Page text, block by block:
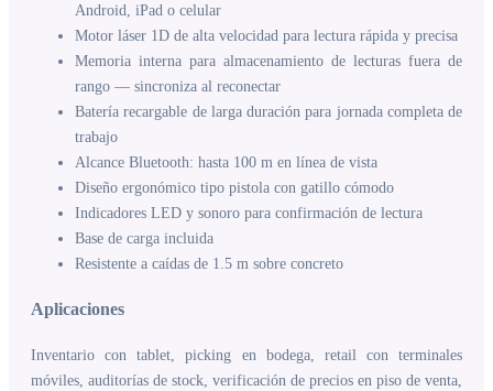
Android, iPad o celular
Motor láser 1D de alta velocidad para lectura rápida y precisa
Memoria interna para almacenamiento de lecturas fuera de
rango — sincroniza al reconectar
Batería recargable de larga duración para jornada completa de
trabajo
Alcance Bluetooth: hasta 100 m en línea de vista
Diseño ergonómico tipo pistola con gatillo cómodo
Indicadores LED y sonoro para confirmación de lectura
Base de carga incluida
Resistente a caídas de 1.5 m sobre concreto
Aplicaciones
Inventario con tablet, picking en bodega, retail con terminales
móviles, auditorías de stock, verificación de precios en piso de venta,